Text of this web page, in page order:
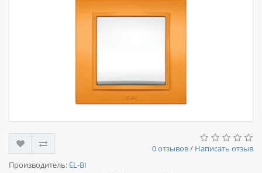
0 отзывов/ Написать отзыв
Производитель: EL-BI